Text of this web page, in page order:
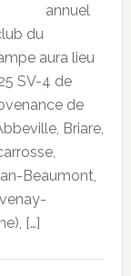
annuel
du
aura lieu
SV-4 de
de
Briare,
Beaumont,
[…]